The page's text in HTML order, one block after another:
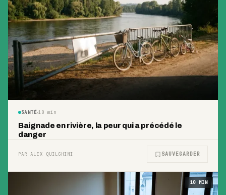
SANTÉ 10 min
Baignade en rivière, la peur qui a précédé le
danger
PAR ALEX QUILGHINI SAUVEGARDER
10 MIN